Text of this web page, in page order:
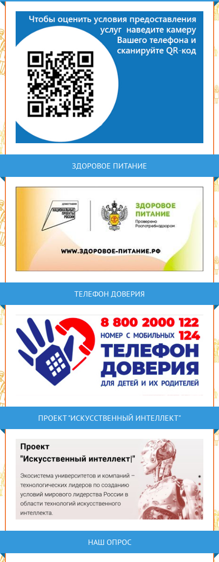
ЗДОРОВОЕ ПИТАНИЕ
ТЕЛЕФОН ДОВЕРИЯ
ПРОЕКТ "ИСКУССТВЕННЫЙ ИНТЕЛЛЕКТ"
НАШ ОПРОС